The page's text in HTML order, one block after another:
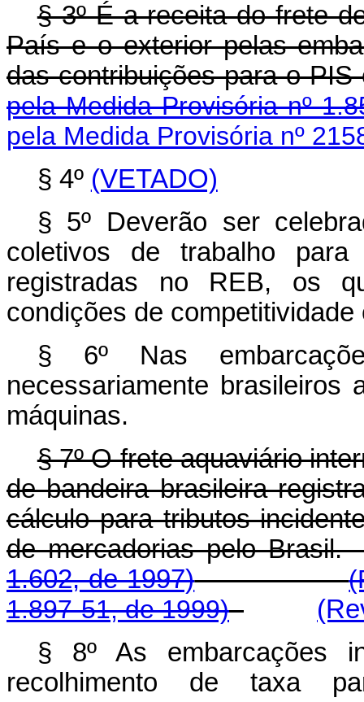
§ 3º É a receita do frete
País e o exterior pelas
das contribuições
pela Medida Provisória nº
pela Medida Provisória nº
§ 4º (VETADO)
§ 5º Deverão ser
coletivos de trabalho
registradas no REB, os
condições de
§ 6º Nas
necessariamente
máquinas.
§ 7º O frete aquaviário
de bandeira brasileira
cálculo para tributos
de mercadorias pelo
1.602, de 1997)
1.897-51, de 1999)
§ 8º As embarcações
recolhimento de taxa